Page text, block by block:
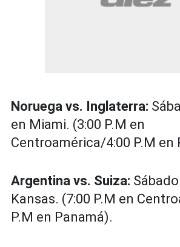
Noruega vs. Inglaterra:
en Miami. (3:00 P.M en
Centroamérica/4:00 P.M en
Argentina vs. Suiza:
Kansas. (7:00 P.M en
P.M en Panamá).